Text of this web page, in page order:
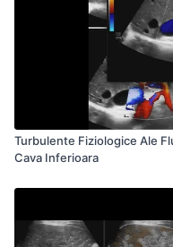
Turbulente Fiziologice Ale
Cava Inferioara